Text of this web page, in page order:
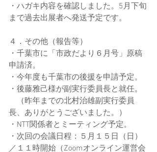
・ハガキ内容を確認しました。5月下旬
まで過去出展者へ発送予定です。
４．その他（報告等）
・千葉市に「市政だより６月号」原稿
申請済。
・今年度も千葉市の後援を申請予定。
・後藤雅己様が副実行委員長と就任。
（昨年までの北村治雄副実行委員
長、ありがとうございました。）
・NTT関係者とミーティング予定。
・次回の会議日程：５月１５日（日）
／１１時開始（Zoomオンライン運営会